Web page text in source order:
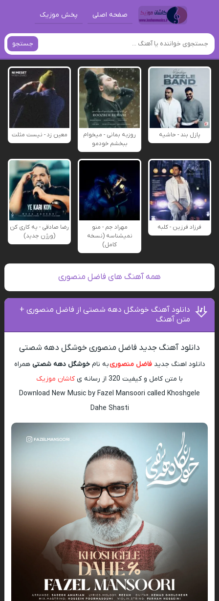
صفحه اصلی پخش موزیک
جستجو
پازل بند - حاشیه
روزبه بمانی - میخوام
ببخشم خودمو
معین زد - نیست مثلت
فرزاد فرزین - کلبه
مهراد جم - منو
نمیشناسه (نسخه
کامل)
رضا صادقی - یه کاری کن
(ورژن جدید)
همه آهنگ های فاضل منصوری
دانلود آهنگ خوشگل دهه شصتی از فاضل منصوری +
متن آهنگ
دانلود آهنگ جدید فاضل منصوری خوشگل دهه شصتی
دانلود اهنگ جدیدفاضل منصوریبه نامخوشگل دهه شصتی همراه
با متن کامل و کیفیت 320 از رسانه ی
کاشان موزیک
Download New Music by Fazel Mansoori called Khoshgele
Dahe Shasti